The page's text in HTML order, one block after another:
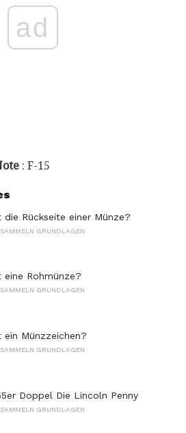
ad
: F-15
die Rückseite einer Münze?
GRUNDLAGEN
eine Rohmünze?
GRUNDLAGEN
ein Münzzeichen?
GRUNDLAGEN
Doppel Die Lincoln Penny
GRUNDLAGEN